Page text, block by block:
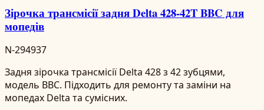
Зірочка трансмісії задня Delta 428-42T BBC для
мопедів
N-294937
Задня зірочка трансмісії Delta 428 з 42 зубцями,
модель BBC. Підходить для ремонту та заміни на
мопедах Delta та сумісних.